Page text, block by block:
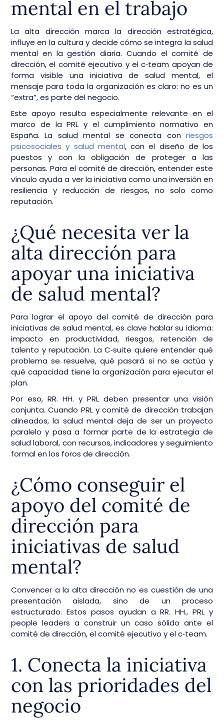
mental en el trabajo
La alta dirección marca la dirección estratégica,
influye en la cultura y decide cómo se integra la salud
mental en la gestión diaria. Cuando el comité de
dirección, el comité ejecutivo y el c‑team apoyan de
forma visible una iniciativa de salud mental, el
mensaje para toda la organización es claro: no es un
“extra”, es parte del negocio.
Este apoyo resulta especialmente relevante en el
marco de la PRL y el cumplimiento normativo en
España. La salud mental se conecta con riesgos
psicosociales y salud mental, con el diseño de los
puestos y con la obligación de proteger a las
personas. Para el comité de dirección, entender este
vínculo ayuda a ver la iniciativa como una inversión en
resiliencia y reducción de riesgos, no solo como
reputación.
¿Qué necesita ver la
alta dirección para
apoyar una iniciativa
de salud mental?
Para lograr el apoyo del comité de dirección para
iniciativas de salud mental, es clave hablar su idioma:
impacto en productividad, riesgos, retención de
talento y reputación. La C‑suite quiere entender qué
problema se resuelve, qué pasará si no se actúa y
qué capacidad tiene la organización para ejecutar el
plan.
Por eso, RR. HH. y PRL deben presentar una visión
conjunta. Cuando PRL y comité de dirección trabajan
alineados, la salud mental deja de ser un proyecto
paralelo y pasa a formar parte de la estrategia de
salud laboral, con recursos, indicadores y seguimiento
formal en los foros de dirección.
¿Cómo conseguir el
apoyo del comité de
dirección para
iniciativas de salud
mental?
Convencer a la alta dirección no es cuestión de una
presentación aislada, sino de un proceso
estructurado. Estos pasos ayudan a RR. HH., PRL y
people leaders a construir un caso sólido ante el
comité de dirección, el comité ejecutivo y el c‑team.
1. Conecta la iniciativa
con las prioridades del
negocio